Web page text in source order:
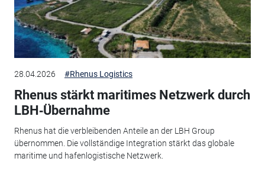
28.04.2026 #Rhenus Logistics
Rhenus stärkt maritimes Netzwerk durch
LBH‑Übernahme
Rhenus hat die verbleibenden Anteile an der LBH Group
übernommen. Die vollständige Integration stärkt das globale
maritime und hafenlogistische Netzwerk.